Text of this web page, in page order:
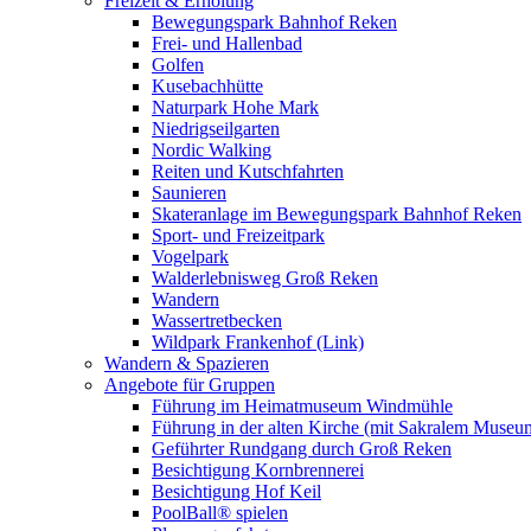
Bewegungspark Bahnhof Reken
Frei- und Hallenbad
Golfen
Kusebachhütte
Naturpark Hohe Mark
Niedrigseilgarten
Nordic Walking
Reiten und Kutschfahrten
Saunieren
Skateranlage im Bewegungspark Bahnhof Reken
Sport- und Freizeitpark
Vogelpark
Walderlebnisweg Groß Reken
Wandern
Wassertretbecken
Wildpark Frankenhof (Link)
Wandern & Spazieren
Angebote für Gruppen
Führung im Heimatmuseum Windmühle
Führung in der alten Kirche (mit Sakralem
Geführter Rundgang durch Groß Reken
Besichtigung Kornbrennerei
Besichtigung Hof Keil
PoolBall® spielen